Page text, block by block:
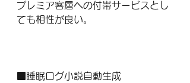
プレミア客層への付帯サービスとし
ても相性が良い。
■睡眠ログ小説自動生成